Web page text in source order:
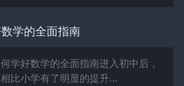
学的全面指南
学好数学的全面指南进入初中后，
比小学有了明显的提升...